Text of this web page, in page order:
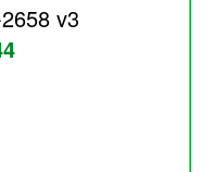
v3